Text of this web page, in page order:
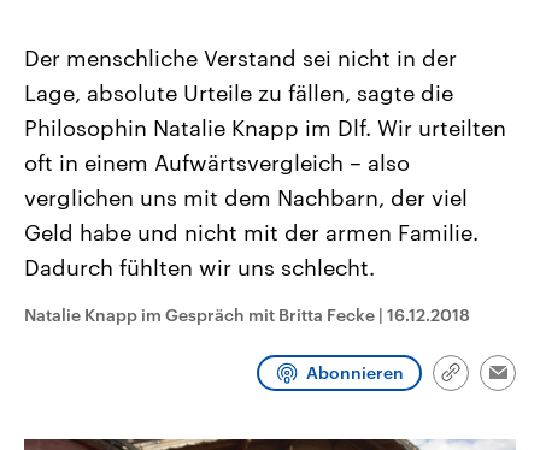
Landtagswahl Sachsen-Anhalt
2026
Alle Informationen
Sachsen-Anhalt wählt am 6.
September 2026 einen neuen
Landtag. Seit 2021 wird das
Bundesland von einer Koalition aus
Umfragen, Prognosen,
und Hintergründe zu den Parteien
und Kandidaten der anstehenden
USA
Aktuelle Beiträge,
Hintergründe
Wirtschaftlich und
gehören die Vereinigten
den mächtigsten Ländern
mit großem Einfluss auf
Sendungen Programm Podcasts
Der menschliche Verstand sei nicht in der
Lage, absolute Urteile zu fällen, sagte die
Philosophin Natalie Knapp im Dlf. Wir urteilten
oft in einem Aufwärtsvergleich – also
verglichen uns mit dem Nachbarn, der viel
Geld habe und nicht mit der armen Familie.
Dadurch fühlten wir uns schlecht.
Natalie Knapp im Gespräch mit Britta Fecke | 16.12.2018
Abonnieren
Link